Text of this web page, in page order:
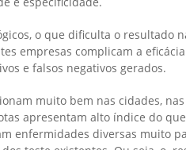
o que dificulta o resultado
empresas complicam a
e falsos negativos gerados.
muito bem nas cidades, nas
apresentam alto índice do
enfermidades diversas muito